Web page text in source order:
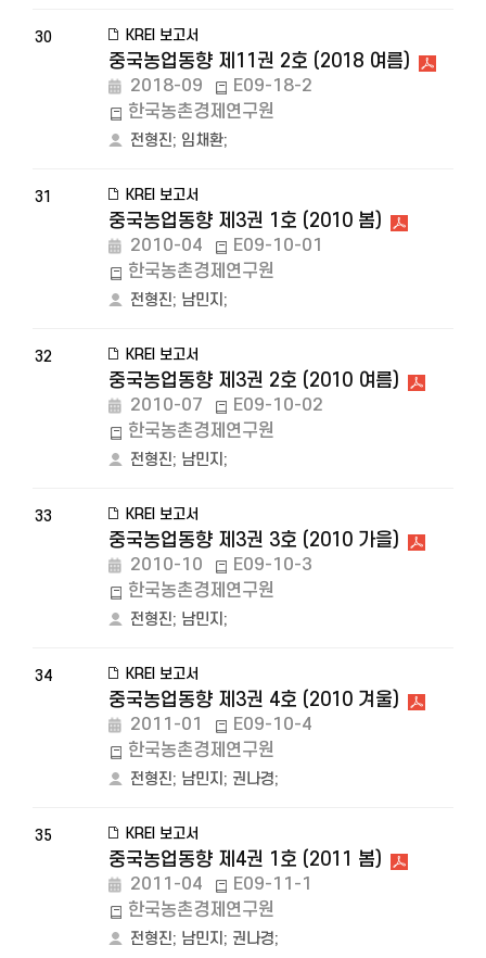
30 KREI 보고서
중국농업동향 제11권 2호 (2018 여름)
2018-09
E09-18-2
한국농촌경제연구원
전형진; 임채환;
31 KREI 보고서
중국농업동향 제3권 1호 (2010 봄)
2010-04
E09-10-01
한국농촌경제연구원
전형진; 남민지 ;
32 KREI 보고서
중국농업동향 제3권 2호 (2010 여름)
2010-07
E09-10-02
한국농촌경제연구원
전형진; 남민지 ;
33 KREI 보고서
중국농업동향 제3권 3호 (2010 가을)
2010-10
E09-10-3
한국농촌경제연구원
전형진; 남민지 ;
34 KREI 보고서
중국농업동향 제3권 4호 (2010 겨울)
2011-01
E09-10-4
한국농촌경제연구원
전형진; 남민지 ; 권나경;
35 KREI 보고서
중국농업동향 제4권 1호 (2011 봄)
2011-04
E09-11-1
한국농촌경제연구원
전형진; 남민지 ; 권나경;